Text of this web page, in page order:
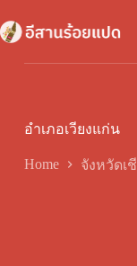
to
content
อำเภอเวียงแก่น
Home จังหวัดเ